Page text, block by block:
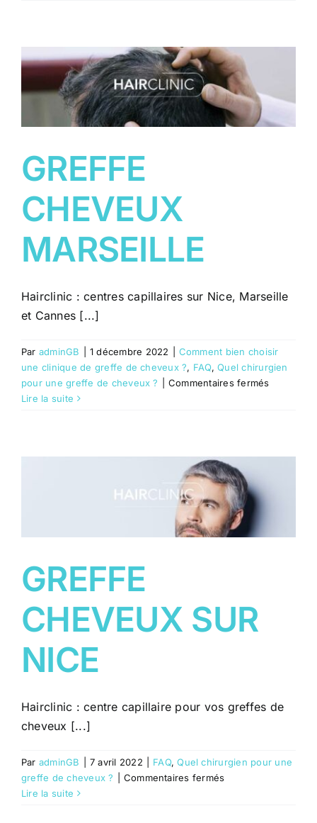
de
greffe
de
cheveux
de
référence
Nice,
Cannes
Marseille
GREFFE
CHEVEUX
MARSEILLE
Hairclinic : centres capillaires sur Nice, Marseille
et Cannes [...]
Par adminGB 1 décembre 2022
Comment bien choisir
une clinique de greffe de cheveux ?, FAQ,Quel chirurgien
pour une greffe de cheveux ?
Commentaires ferméssur
Lire la suite
GREFFE
CHEVEUX SUR
NICE
Hairclinic : centre capillaire pour vos greffes de
cheveux [...]
Par adminGB 7 avril 2022 FAQ,Quel chirurgien pour une
greffe de cheveux ?
Commentaires ferméssur
Lire la suite